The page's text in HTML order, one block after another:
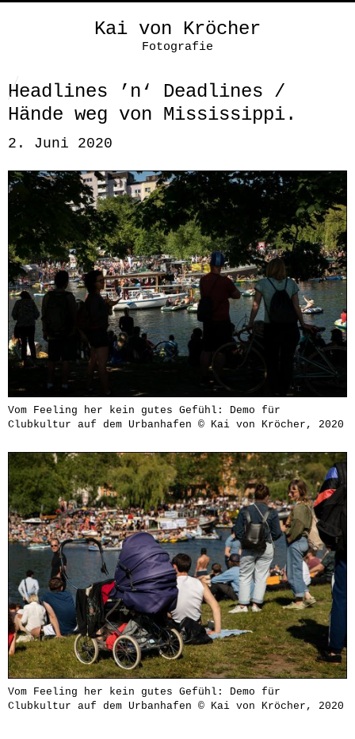
Kai von Kröcher
Fotografie
Headlines ’n‘ Deadlines /
Hände weg von Mississippi.
2. Juni 2020
Vom Feeling her kein gutes Gefühl: Demo für
Clubkultur auf dem Urbanhafen © Kai von Kröcher, 2020
Vom Feeling her kein gutes Gefühl: Demo für
Clubkultur auf dem Urbanhafen © Kai von Kröcher, 2020